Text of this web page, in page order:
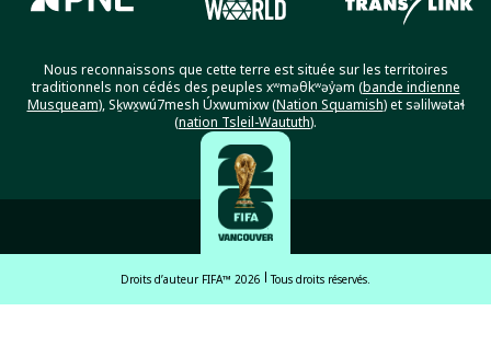
Nous reconnaissons que cette terre est située sur les territoires
traditionnels non cédés des peuples xʷməθkʷəy̓əm (bande indienne
Musqueam), Sḵwx̱wú7mesh Úxwumixw (Nation Squamish) et səlilwətaɬ
(nation Tsleil-Waututh).
Droits d’auteur FIFA™ 2026 Tous droits réservés.